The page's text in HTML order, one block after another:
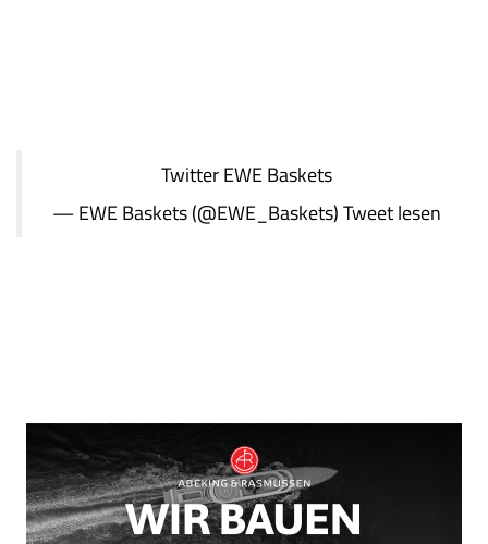
TwitterEWE Baskets
— EWE Baskets (@EWE_Baskets)Tweet lesen